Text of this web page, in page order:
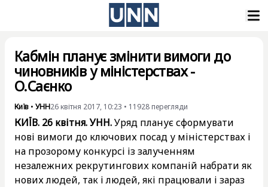
Кабмін планує змінити вимоги до
чиновників у міністерствах -
О.Саєнко
Київ • УНН26 квітня 2017, 10:23 • 11928 перегляди
КИЇВ. 26 квітня. УНН.Уряд планує сформувати
нові вимоги до ключових посад у міністерствах і
на прозорому конкурсі із залученням
незалежних рекрутингових компаній набрати як
нових людей, так і людей, які працювали і зараз